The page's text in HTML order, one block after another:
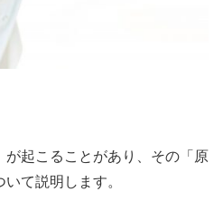
起こることがあり、その「原
て説明します。